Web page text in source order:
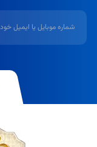
شماره موبایل یا ایمیل